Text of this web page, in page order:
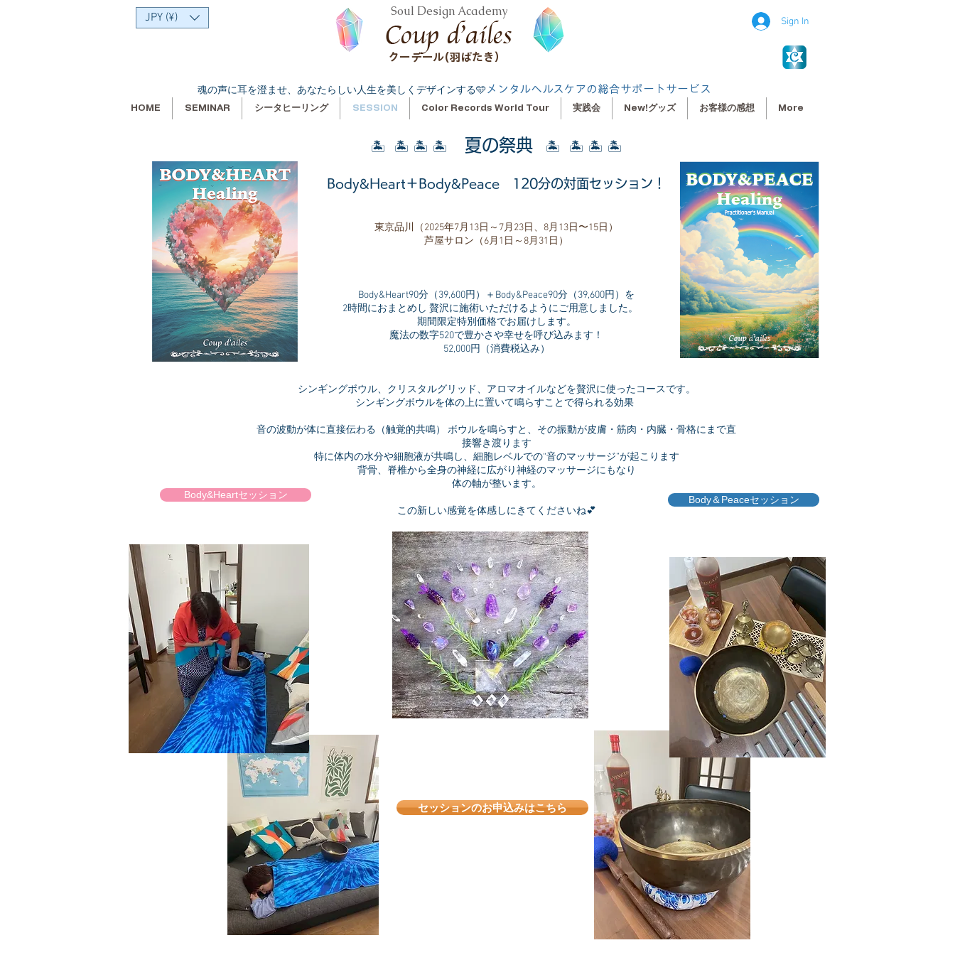
JPY (¥) Soul Design Academy
クーデール(羽ばたき）
Sign In
魂の声に耳を澄ませ、あなたらしい人生を美しくデザインする🩵 メンタルヘルスケアの総合サポートサービス
HOME SEMINAR シータヒーリング SESSION Color Records World Tour 実践会 New!グッズ お客様の感想 More
🏝️ 🏝️ 🏝️ 🏝️ 夏の祭典🏝️ 🏝️ 🏝️ 🏝️
Body&Heart＋Body&Peace 120分の対面セッション！
東京品川（2025年7月13日～7月23日、8月13日〜15日）
​芦屋サロン（6月1日～8月31日）
Body&Heart90分（39,600円）＋Body&Peace90分（39,600円）を
2時間におまとめし 贅沢に施術いただけるようにご用意しました。
期間限定特別価格でお届けします。
魔法の数字520で豊かさや幸せを呼び込みます！
52,000円（消費税込み）
シンギングボウル、クリスタルグリッド、アロマオイルなどを贅沢に使ったコースです。
シンギングボウルを体の上に置いて鳴らすことで得られる効果
音の波動が体に直接伝わる（触覚的共鳴） ボウルを鳴らすと、その振動が皮膚・筋肉・内臓・骨格にまで直
接響き渡ります
特に体内の水分や細胞液が共鳴し、細胞レベルでの“音のマッサージ”が起こります
背骨、脊椎から全身の神経に広がり神経のマッサージにもなり
体の軸が整います。
この新しい感覚を体感しにきてくださいね💕
Body&Heartセッション Body＆Peaceセッション
セッションのお申込みはこちら